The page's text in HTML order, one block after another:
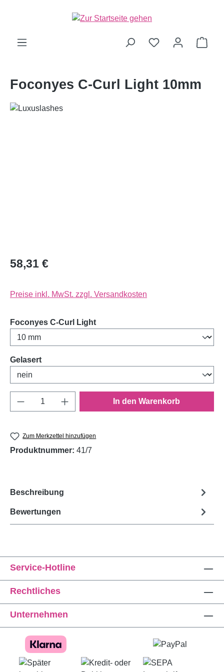
Foconyes C-Curl Light 10mm
58,31 €
Preise inkl. MwSt. zzgl. Versandkosten
Foconyes C-Curl Lightauswählen
Gelasertauswählen
Produkt Anzahl: Gib den gewünschten
In den Warenkorb
Zum Merkzettel hinzufügen
Produktnummer: 41/7
Beschreibung
Bewertungen
Service-Hotline
Rechtliches
Unternehmen